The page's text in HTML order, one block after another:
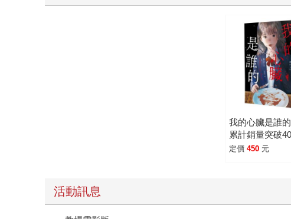
我的心臟是誰
累計銷量突破
冊！社群網路X
定價 450 元
活動訊息